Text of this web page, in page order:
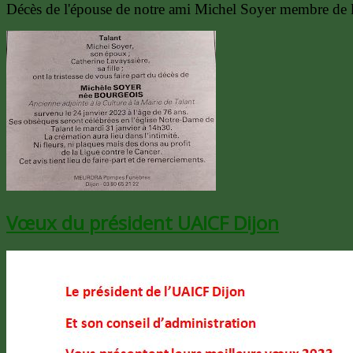
Décès de l'épouse de notre ami Michel Soyer membre
Vœux du président UAICF Dijon